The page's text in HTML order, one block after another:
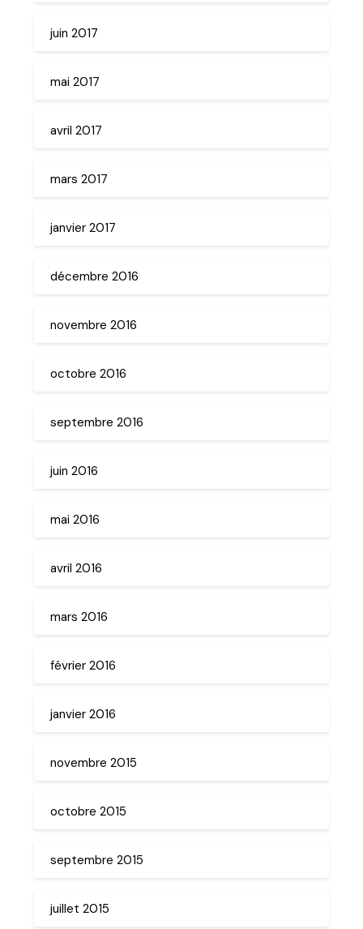
juin 2017
mai 2017
avril 2017
mars 2017
janvier 2017
décembre 2016
novembre 2016
octobre 2016
septembre 2016
juin 2016
mai 2016
avril 2016
mars 2016
février 2016
janvier 2016
novembre 2015
octobre 2015
septembre 2015
juillet 2015